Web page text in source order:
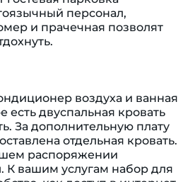
персонал,
и прачечная позволят
воздуха и ванная
есть двуспальная кровать
За дополнительную плату
отдельная кровать.
распоряжении
К вашим услугам набор для